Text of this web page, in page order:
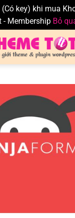
key) khi mua
- Membership Bỏ